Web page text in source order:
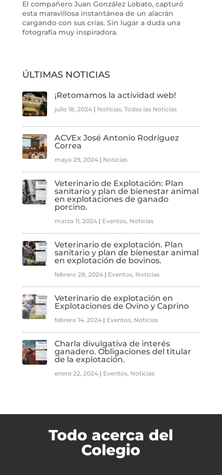
El compañero Juan González Lobato, capturó
esta maravillosa instantánea de un alacrán
cargando con sus crías. Sin lugar a duda una
fotografía muy inspiradora.
ÚLTIMAS NOTICIAS
¡Retomamos la actividad web!
julio 18, 2024| Noticias, Todas las Noticias
ACVEx José Antonio Rodríguez
Correa
mayo 29, 2024| Noticias
Veterinario de Explotación: Plan
sanitario y plan de bienestar animal
en explotaciones de ganado
porcino.
marzo 11, 2024| Eventos, Noticias
Veterinario de explotación. Plan
sanitario y plan de bienestar animal
en explotación de bovinos.
febrero 28, 2024| Eventos, Noticias
Veterinario de explotación en
Explotaciones de Ovino y Caprino
febrero 14, 2024| Eventos, Noticias
Charla divulgativa de interés
ganadero. Obligaciones del titular
de la explotación.
enero 22, 2024| Eventos, Noticias
Todo acerca del
Colegio